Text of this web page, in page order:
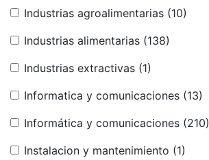
Industrias agroalimentarias (10)
Industrias alimentarias (138)
Industrias extractivas (1)
Informatica y comunicaciones (13)
Informática y comunicaciones (210)
Instalacion y mantenimiento (1)